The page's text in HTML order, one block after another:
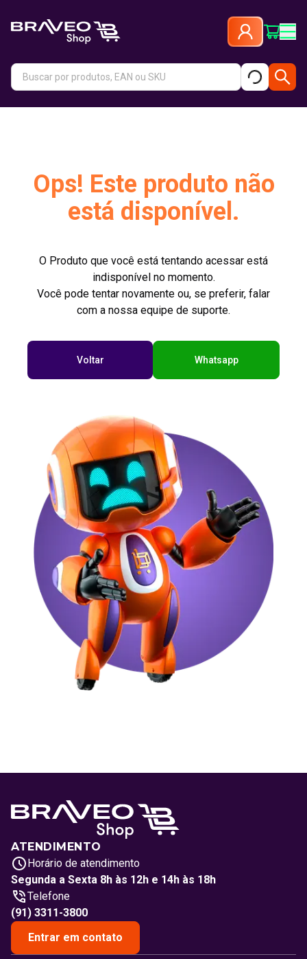
Ops! Este produto não
está disponível.
O Produto que você está tentando acessar está
indisponível no momento.
Você pode tentar novamente ou, se preferir, falar
com a nossa equipe de suporte.
Voltar Whatsapp
ATENDIMENTO
Horário de atendimento
Segunda a Sexta 8h às 12h e 14h às 18h
Telefone
(91) 3311-3800
Entrar em contato